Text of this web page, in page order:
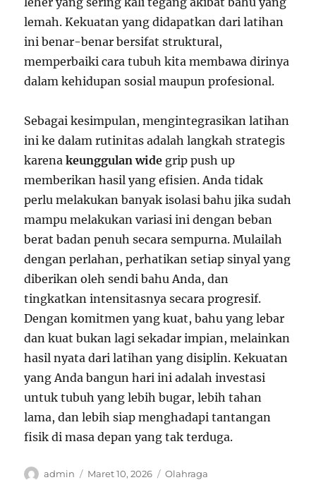
lemah. Kekuatan yang didapatkan dari latihan
ini benar-benar bersifat struktural,
memperbaiki cara tubuh kita membawa dirinya
dalam kehidupan sosial maupun profesional.
Sebagai kesimpulan, mengintegrasikan latihan
ini ke dalam rutinitas adalah langkah strategis
karenakeunggulan wide grip push up
memberikan hasil yang efisien. Anda tidak
perlu melakukan banyak isolasi bahu jika sudah
mampu melakukan variasi ini dengan beban
berat badan penuh secara sempurna. Mulailah
dengan perlahan, perhatikan setiap sinyal yang
diberikan oleh sendi bahu Anda, dan
tingkatkan intensitasnya secara progresif.
Dengan komitmen yang kuat, bahu yang lebar
dan kuat bukan lagi sekadar impian, melainkan
hasil nyata dari latihan yang disiplin. Kekuatan
yang Anda bangun hari ini adalah investasi
untuk tubuh yang lebih bugar, lebih tahan
lama, dan lebih siap menghadapi tantangan
fisik di masa depan yang tak terduga.
Author
admin
Posted
Maret 10, 2026 Categories
Olahraga